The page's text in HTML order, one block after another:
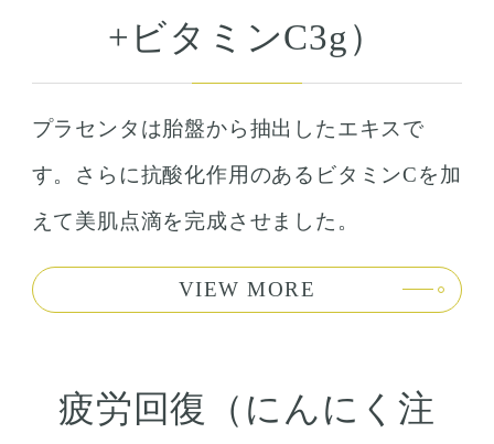
+ビタミンC3g）
プラセンタは胎盤から抽出したエキスで
す。さらに抗酸化作用のあるビタミンCを加
えて美肌点滴を完成させました。
VIEW MORE
疲労回復（にんにく注